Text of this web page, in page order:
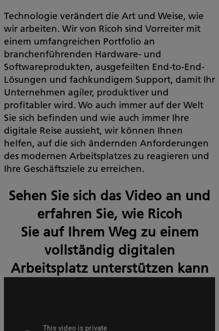
Technologie verändert die Art und Weise, wie
wir arbeiten. Wir von Ricoh sind Vorreiter mit
einem umfangreichen Portfolio an
branchenführenden Hardware- und
Softwareprodukten, ausgefeilten End-to-End-
Lösungen und fachkundigem Support, damit Ihr
Unternehmen agiler, produktiver und
profitabler wird. Wo auch immer auf der Welt
Sie sich befinden und wie auch immer Ihre
digitale Reise aussieht, wir können Ihnen
helfen, auf die sich ändernden Anforderungen
des modernen Arbeitsplatzes zu reagieren und
Ihre Geschäftsziele zu erreichen.
Sehen Sie sich das Video an und
erfahren Sie, wie Ricoh
Sie auf Ihrem Weg zu einem
vollständig digitalen
Arbeitsplatz unterstützen kann